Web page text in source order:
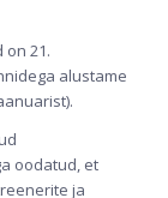
21.
alustame
oodatud, et
ja